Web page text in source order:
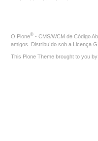
O Plone® - CMS/WCM de Código
amigos. Distribuído sob a Licença
This Plone Theme brought to you by